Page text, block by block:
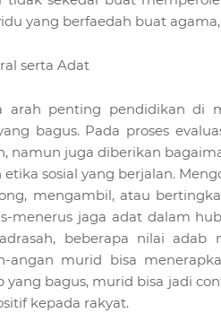
yang berfaedah buat agama,
serta Adat
arah penting pendidikan di
bagus. Pada proses
namun juga diberikan
etika sosial yang berjalan.
mengambil, atau
menerus jaga adat dalam
beberapa nilai
angan murid bisa
yang bagus, murid bisa jadi
kepada rakyat.